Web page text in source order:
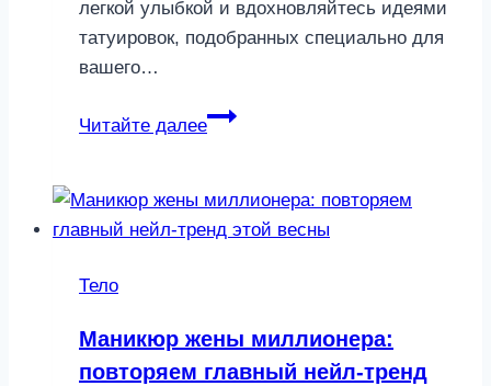
легкой улыбкой и вдохновляйтесь идеями
татуировок, подобранных специально для
вашего…
Читайте далее
Луна
тату
по
Тело
Маникюр жены миллионера:
повторяем главный нейл-тренд